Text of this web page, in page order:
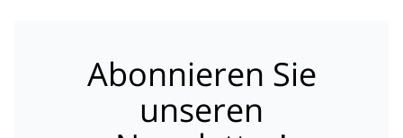
Abonnieren Sie
unseren